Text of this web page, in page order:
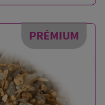
PRÉMIUM